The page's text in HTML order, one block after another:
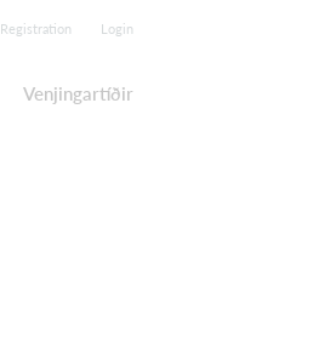
Registration Login
Venjingartíðir